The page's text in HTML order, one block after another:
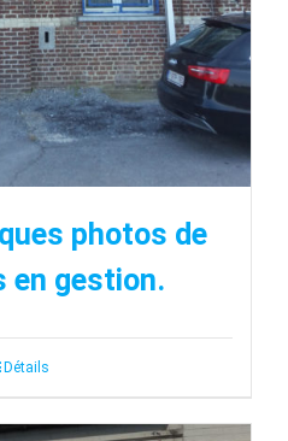
photos de
en gestion.
Détails